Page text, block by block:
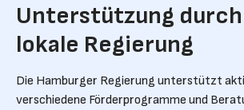
Unterstützung
lokale Regierung
Die Hamburger Regierung unterstützt
verschiedene Förderprogramme und